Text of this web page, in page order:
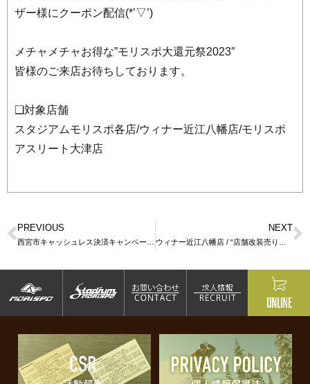
ザー様にクーポン配信(*’▽’)
メチャメチャお得な”モリスポ大還元祭2023″
皆様のご来店お待ちしております。
❑対象店舗
スタジアムモリスポ各店/ウィナー近江八幡店/モリスポ
アスリート大津店
PREVIOUS NEXT